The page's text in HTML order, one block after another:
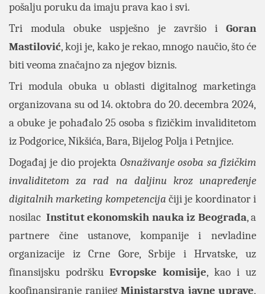
pošalju poruku da imaju prava kao i svi.
Tri modula obuke uspješno je završio i Goran
Mastilović, koji je, kako je rekao, mnogo naučio, što će
biti veoma značajno za njegov biznis.
Tri modula obuka u oblasti digitalnog marketinga
organizovana su od 14. oktobra do 20. decembra 2024,
a obuke je pohađalo 25 osoba s fizičkim invaliditetom
iz Podgorice, Nikšića, Bara, Bijelog Polja i Petnjice.
Događaj je dio projekta Osnaživanje osoba sa fizičkim
invaliditetom za rad na daljinu kroz unapređenje
digitalnih marketing kompetencija čiji je koordinator i
nosilac Institut ekonomskih nauka iz Beograda, a
partnere čine ustanove, kompanije i nevladine
organizacije iz Crne Gore, Srbije i Hrvatske, uz
finansijsku podršku Evropske komisije, kao i uz
koofinansiranje ranijeg Ministarstva javne uprave,